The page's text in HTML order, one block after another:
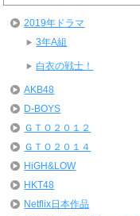
2019年ドラマ
3年A組
白衣の戦士！
AKB48
D-BOYS
ＧＴＯ２０１２
ＧＴＯ２０１４
HiGH&LOW
HKT48
Netflix日本作品